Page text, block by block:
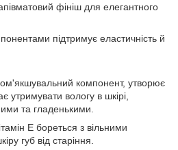
фініш для елегантного
підтримує еластичність й
компонент, утворює
утримувати вологу в шкірі,
та гладенькими.
Е бореться з вільними
губ від старіння.